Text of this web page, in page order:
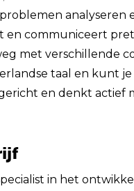
analyseren
en communiceert
met verschillende
taal en kunt
en denkt actief
in het